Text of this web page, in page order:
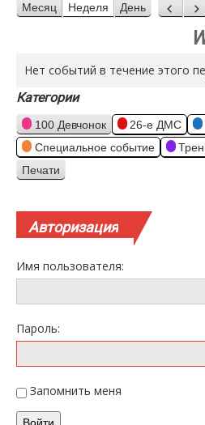
Месяц Неделя День
Нет событий в течение этого
Категории
100 Девчонок 26-е ДМС
Специальное событие
Просмотр
Печати
Авторизация
Имя пользователя:
Пароль:
Запомнить меня
Войти